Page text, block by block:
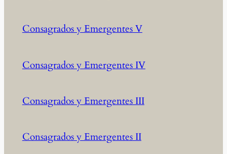
Consagrados y Emergentes V
Consagrados y Emergentes IV
Consagrados y Emergentes III
Consagrados y Emergentes II